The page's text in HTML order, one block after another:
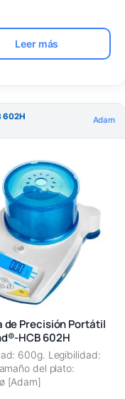
Leer más
602H Adam
de Precisión Portátil
HCB 602H
600g. Legibilidad:
del plato:
[Adam]